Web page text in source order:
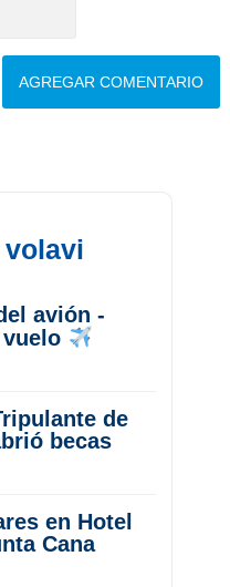
volavi
avión -
de
becas
en Hotel
Cana